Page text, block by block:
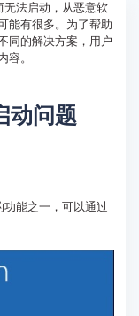
法启动，从恶意软
能有很多。为了帮助
同的解决方案，用户
容。
动问题
能之一，可以通过